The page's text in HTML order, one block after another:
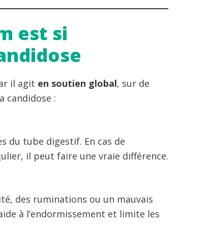
est si
il agit en soutien global, sur de
candidose :
du tube digestif. En cas de
il peut faire une vraie différence.
des ruminations ou un mauvais
à l’endormissement et limite les